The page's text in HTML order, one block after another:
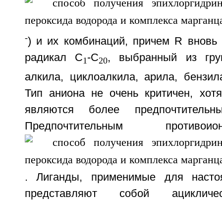
-) и их комбинаций, причем R вновь
радикал С1 -С20, выбранный из
алкила, циклоалкила, арила,
Тип аниона не очень критичен,
являются более
Предпочтительным
. Лиганды, применимые для
представляют собой